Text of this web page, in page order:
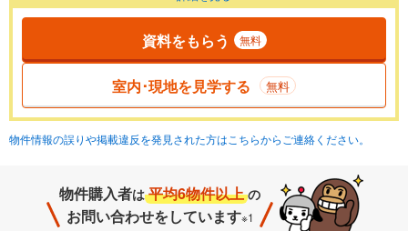
資料をもらう 無料
室内･現地を見学する 無料
物件情報の誤りや掲載違反を発見された方はこちらからご連絡ください。
物件購入者は 平均6物件以上 の
お問い合わせをしています※1